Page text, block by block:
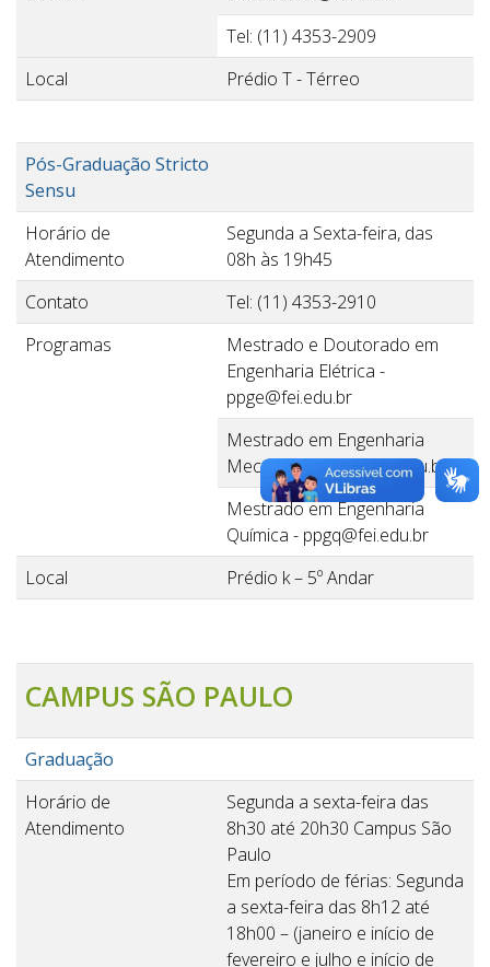
Tel: (11) 4353-2909
Local
Prédio T - Térreo
Pós-Graduação Stricto
Sensu
Horário de
Atendimento
Segunda a Sexta-feira, das
08h às 19h45
Contato
Tel: (11) 4353-2910
Programas
Mestrado e Doutorado em
Engenharia Elétrica -
ppge@fei.edu.br
Mestrado em Engenharia
Mecânica - ppgm@fei.edu.br
Mestrado em Engenharia
Química - ppgq@fei.edu.br
Local
Prédio k – 5º Andar
CAMPUS SÃO PAULO
Graduação
Horário de
Atendimento
Segunda a sexta-feira das
8h30 até 20h30 Campus São
Paulo
Em período de férias: Segunda
a sexta-feira das 8h12 até
18h00 – (janeiro e início de
fevereiro e julho e início de